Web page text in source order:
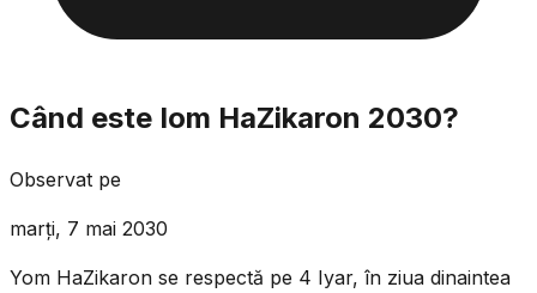
Când este Iom HaZikaron 2030?
Observat pe
marți, 7 mai 2030
Yom HaZikaron se respectă pe 4 Iyar, în ziua dinaintea